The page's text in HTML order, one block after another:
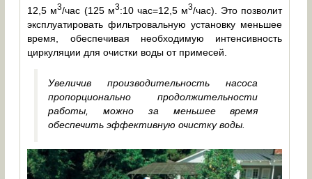
12,5 м3/час (125 м3:10 час=12,5 м3/час). Это позволит
эксплуатировать фильтровальную установку меньшее
время, обеспечивая необходимую интенсивность
циркуляции для очистки воды от примесей.
Увеличив производительность насоса
пропорционально продолжительности
работы, можно за меньшее время
обеспечить эффективную очистку воды.